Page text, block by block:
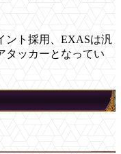
ント採用、EXASは汎
タッカーとなってい